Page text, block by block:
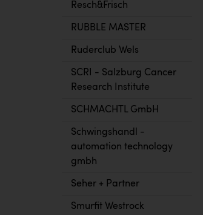
Resch&Frisch
RUBBLE MASTER
Ruderclub Wels
SCRI - Salzburg Cancer
Research Institute
SCHMACHTL GmbH
Schwingshandl -
automation technology
gmbh
Seher + Partner
Smurfit Westrock